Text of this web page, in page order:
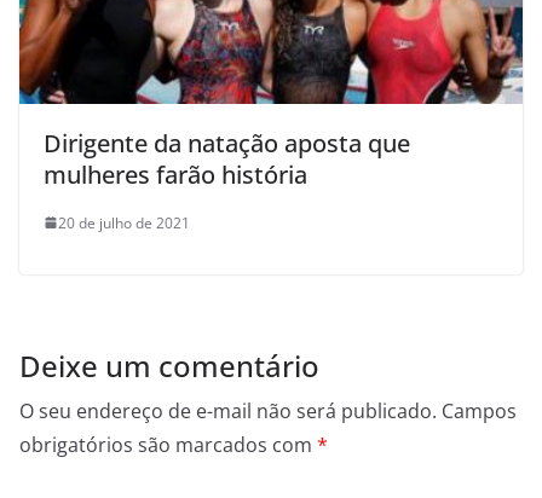
Dirigente da natação aposta que
mulheres farão história
20 de julho de 2021
Deixe um comentário
O seu endereço de e-mail não será publicado. Campos
obrigatórios são marcados com *